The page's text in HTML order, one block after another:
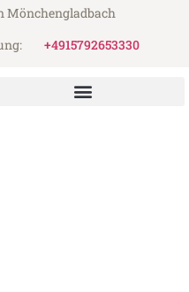
Mönchengladbach
+4915792653330